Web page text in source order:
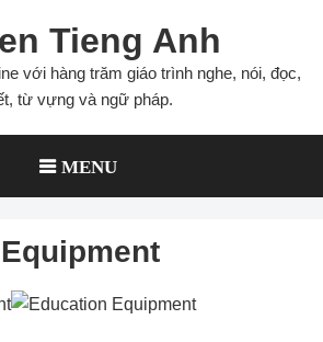
Tieng Anh
với hàng trăm giáo trình nghe, nói, đọc,
từ vựng và ngữ pháp.
MENU